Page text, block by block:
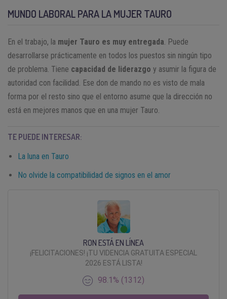
MUNDO LABORAL PARA LA MUJER TAURO
En el trabajo, la mujer Tauro es muy entregada. Puede
desarrollarse prácticamente en todos los puestos sin ningún tipo
de problema. Tiene capacidad de liderazgo y asumir la figura de
autoridad con facilidad. Ese don de mando no es visto de mala
forma por el resto sino que el entorno asume que la dirección no
está en mejores manos que en una mujer Tauro.
TE PUEDE INTERESAR:
La luna en Tauro
No olvide la compatibilidad de signos en el amor
RON ESTÁ EN LÍNEA
¡FELICITACIONES! ¡TU VIDENCIA GRATUITA ESPECIAL
2026 ESTÁ LISTA!
98.1% (1312)